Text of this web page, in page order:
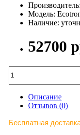
Производитель:
Модель:
Наличие:
52700
Описание
Отзывов (0)
Бесплатная